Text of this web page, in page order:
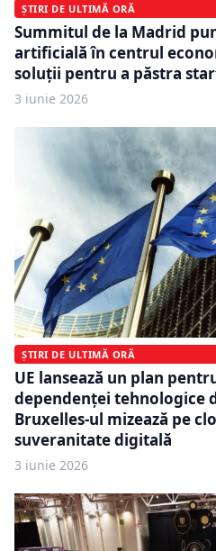
ȘTIRI DE ULTIMĂ ORĂ
Summitul de la Madrid
artificială în centrul
soluții pentru a păstra
3 iunie 2026
ȘTIRI DE ULTIMĂ ORĂ
UE lansează un plan
dependenței tehnologice
Bruxelles-ul mizează pe
suveranitate digitală
3 iunie 2026